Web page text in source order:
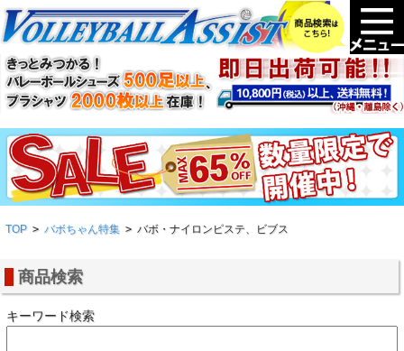
TOP > バボちゃん特集 > バボ・ナイロンピステ、ビブス
商品検索
キーワード検索